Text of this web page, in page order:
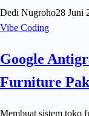
Dedi Nugroho28 Juni
Vibe Coding
Google
Furniture
Membuat sistem toko